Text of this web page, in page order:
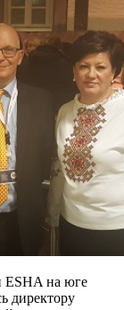
ESHA на юге
директору